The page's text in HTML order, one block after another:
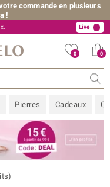
commande en plusieurs
!
Live
0 0
Pierres Cadeaux
Fermer